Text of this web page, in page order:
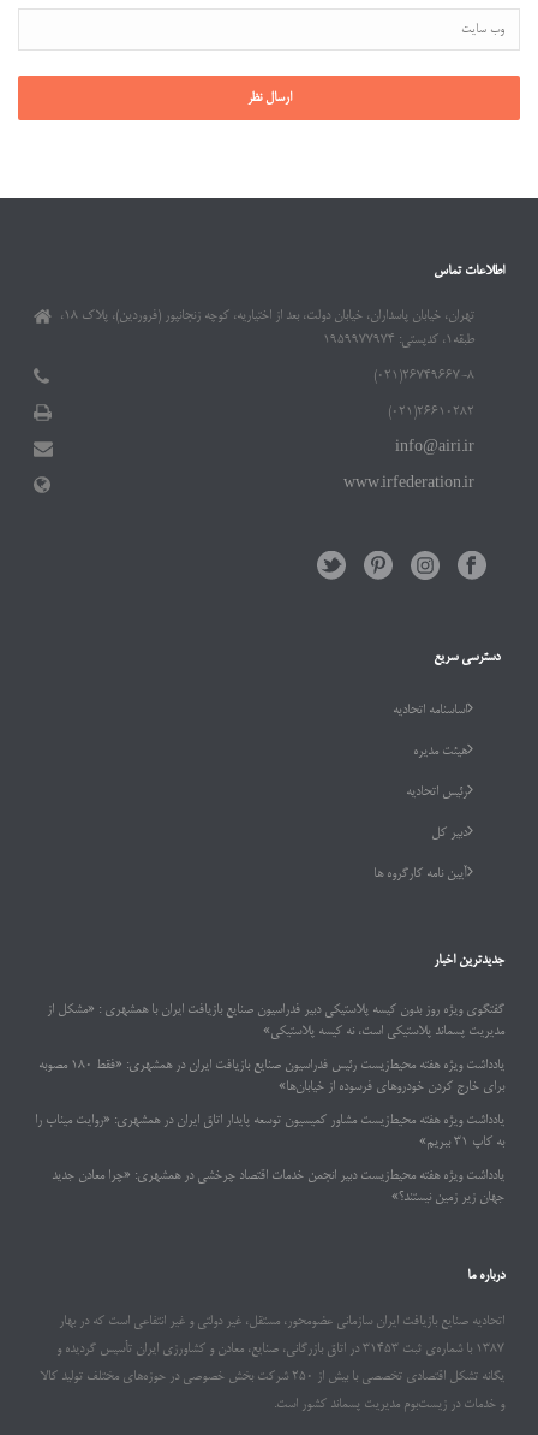
اطلاعات تماس
تهران، خیابان پاسداران، خیابان دولت، بعد از اختیاریه، کوچه زنجانپور (فروردین)، پلاک ۱۸،
طبقه۱، کدپستی: ۱۹۵۹۹۷۷۹۷۴
۲۶۷۴۹۶۶۷-۸(۰۲۱)
۲۶۶۱۰۲۸۲(۰۲۱)
info@airi.ir
www.irfederation.ir
دسترسی سریع
اساسنامه اتحادیه
هیئت مدیره
رئیس اتحادیه
دبیر کل
آیین نامه کارگروه ها
جدیدترین اخبار
گفتگوی ویژه روز بدون کیسه پلاستیکی دبیر فدراسیون صنایع بازیافت ایران با همشهری : «مشکل از
مدیریت پسماند پلاستیکی است، نه کیسه پلاستیکی»
یادداشت ویژه هفته محیط‌زیست رئیس فدراسیون صنایع بازیافت ایران در همشهری: «فقط ۱۸۰ مصوبه
برای خارج کردن خودروهای فرسوده از خیابان‌ها»
یادداشت ویژه هفته محیط‌زیست مشاور کمیسیون توسعه پایدار اتاق ایران در همشهری: «روایت میناب را
به کاپ ۳۱ ببریم»
یادداشت ویژه هفته محیط‌زیست دبیر انجمن خدمات اقتصاد چرخشی در همشهری: «چرا معادن جدید
جهان زیر زمین نیستند؟»
درباره ما
اتحادیه صنایع بازیافت ایران سازمانی عضومحور، مستقل، غیر دولتی و غیر انتفاعی است که در بهار
۱۳۸۷ با شماره‌ی ثبت ۳۱۴۵۳ در اتاق بازرگانی، صنایع، معادن و کشاورزی ایران تأسیس گردیده و
یگانه تشکل اقتصادی تخصصی با بیش از ۲۵۰ شرکت بخش خصوصی در حوزه‌های مختلف تولید کالا
و خدمات در زیست‌بوم مدیریت پسماند کشور است.